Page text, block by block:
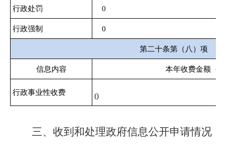
行政处罚 0
行政强制 0
第二十条第（八）项
信息内容 本年收费金额（
行政事业性收费 0
三、收到和处理政府信息公开申请情况